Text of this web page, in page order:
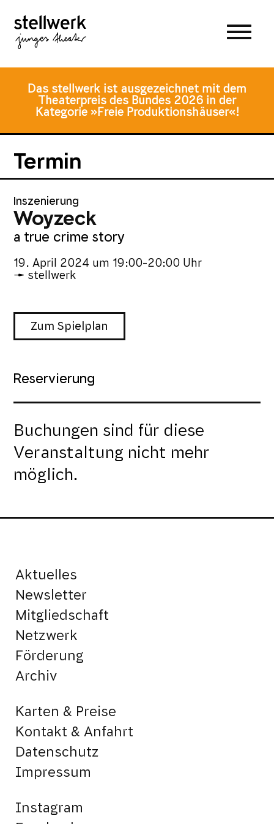
Hauptmenü
Inhalt
springen
Fusszeile
springen
Das stellwerk ist ausgezeichnet mit dem
Theaterpreis des Bundes 2026 in der
Kategorie »Freie Produktionshäuser«!
Termin
Inszenierung
Woyzeck
a true crime story
19. April 2024 um 19:00-20:00 Uhr
stellwerk
Zum Spielplan
Reservierung
Buchungen sind für diese
Veranstaltung nicht mehr
möglich.
Aktuelles
Newsletter
Mitgliedschaft
Netzwerk
Förderung
Archiv
Karten & Preise
Kontakt & Anfahrt
Datenschutz
Impressum
Instagram